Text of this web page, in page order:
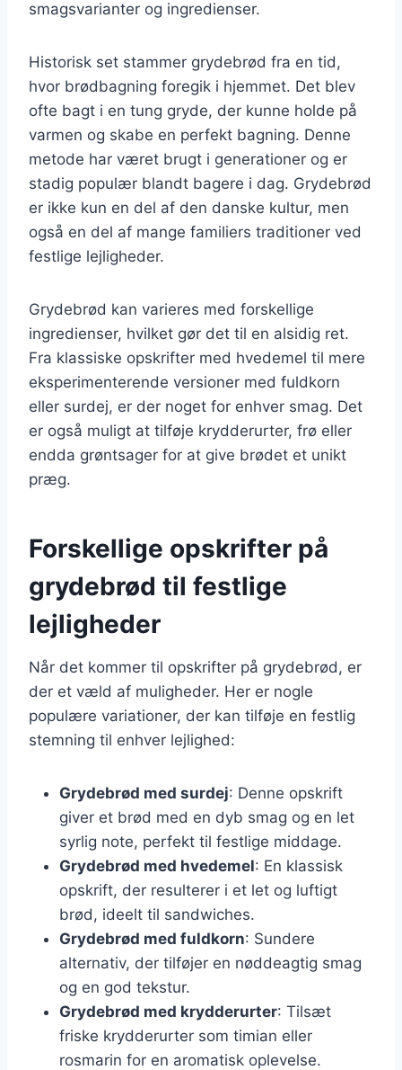
smagsvarianter og ingredienser.
Historisk set stammer grydebrød fra en tid,
hvor brødbagning foregik i hjemmet. Det blev
ofte bagt i en tung gryde, der kunne holde på
varmen og skabe en perfekt bagning. Denne
metode har været brugt i generationer og er
stadig populær blandt bagere i dag. Grydebrød
er ikke kun en del af den danske kultur, men
også en del af mange familiers traditioner ved
festlige lejligheder.
Grydebrød kan varieres med forskellige
ingredienser, hvilket gør det til en alsidig ret.
Fra klassiske opskrifter med hvedemel til mere
eksperimenterende versioner med fuldkorn
eller surdej, er der noget for enhver smag. Det
er også muligt at tilføje krydderurter, frø eller
endda grøntsager for at give brødet et unikt
præg.
Forskellige opskrifter på
grydebrød til festlige
lejligheder
Når det kommer til opskrifter på grydebrød, er
der et væld af muligheder. Her er nogle
populære variationer, der kan tilføje en festlig
stemning til enhver lejlighed:
Grydebrød med surdej: Denne opskrift
giver et brød med en dyb smag og en let
syrlig note, perfekt til festlige middage.
Grydebrød med hvedemel: En klassisk
opskrift, der resulterer i et let og luftigt
brød, ideelt til sandwiches.
Grydebrød med fuldkorn: Sundere
alternativ, der tilføjer en nøddeagtig smag
og en god tekstur.
Grydebrød med krydderurter: Tilsæt
friske krydderurter som timian eller
rosmarin for en aromatisk oplevelse.